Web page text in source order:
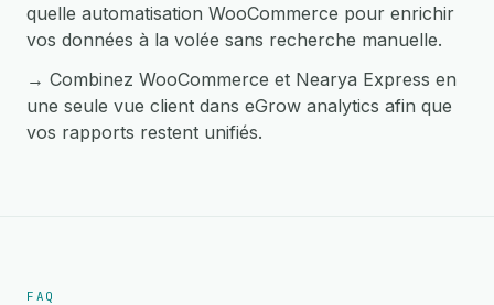
quelle automatisation WooCommerce pour enrichir
vos données à la volée sans recherche manuelle.
→ Combinez WooCommerce et Nearya Express en
une seule vue client dans eGrow analytics afin que
vos rapports restent unifiés.
FAQ